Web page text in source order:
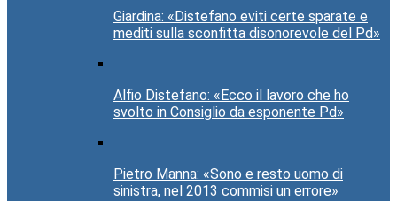
Giardina: «Distefano eviti certe sparate e
mediti sulla sconfitta disonorevole del Pd»
Alfio Distefano: «Ecco il lavoro che ho
svolto in Consiglio da esponente Pd»
Pietro Manna: «Sono e resto uomo di
sinistra, nel 2013 commisi un errore»